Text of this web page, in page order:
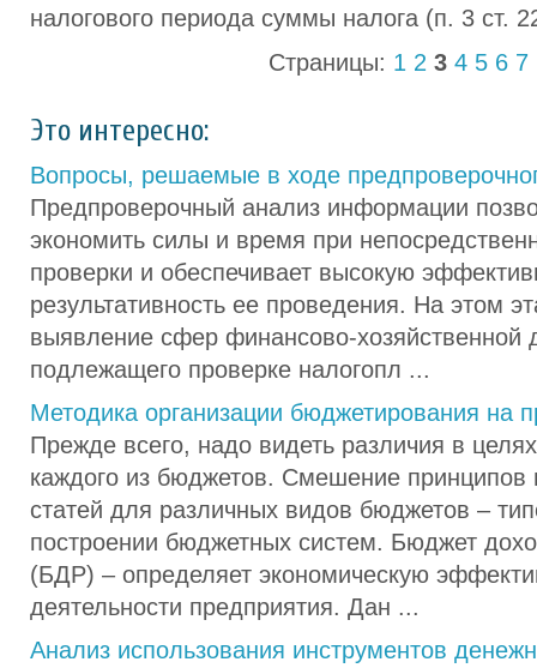
налогового периода суммы налога (п. 3 ст.
Страницы: 1 2 3 4 5 6 7
Это интересно:
Вопросы, решаемые в ходе
Предпроверочный анализ информации
экономить силы и время при
проверки и обеспечивает высокую
результативность ее проведения. На этом
выявление сфер финансово-хозяйственной
подлежащего проверке налогопл ...
Методика организации бюджетирования на
Прежде всего, надо видеть различия в
каждого из бюджетов. Смешение
статей для различных видов бюджетов –
построении бюджетных систем. Бюджет
(БДР) – определяет экономическую
деятельности предприятия. Дан ...
Анализ использования инструментов